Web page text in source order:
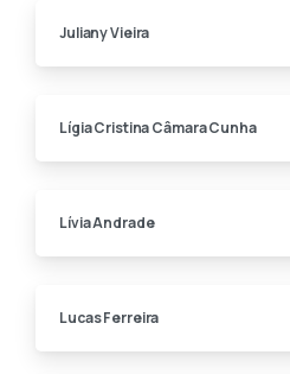
Juliany Vieira
Lígia Cristina Câmara Cunha
Lívia Andrade
Lucas Ferreira